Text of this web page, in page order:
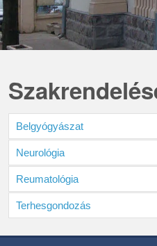
Belgyógyászat
Neurológia
Reumatológia
Terhesgondozás